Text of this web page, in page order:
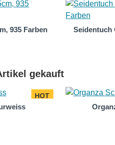
Haut. Es ist weich und
935 Farben
Seidentuch
gekauft
HOT